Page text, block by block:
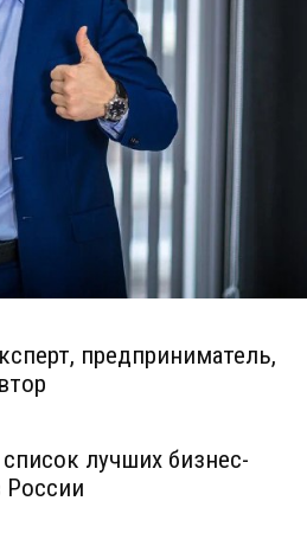
предприниматель,
лучших бизнес-
России